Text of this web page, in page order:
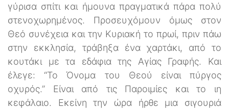
γύρισα σπίτι και ήμουνα πραγματικά πάρα πολύ
στενοχωρημένος. Προσευχόμουν όμως στον
Θεό συνέχεια και την Κυριακή το πρωί, πριν πάω
στην εκκλησία, τράβηξα ένα χαρτάκι, από το
κουτάκι με τα εδάφια της Αγίας Γραφής. Και
έλεγε: “Το Όνομα του Θεού είναι πύργος
οχυρός.” Είναι από τις Παροιμίες και το ιη
κεφάλαιο. Εκείνη την ώρα ήρθε μια σιγουριά